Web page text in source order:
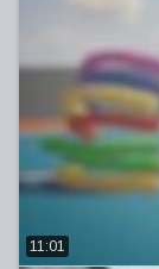
11:01